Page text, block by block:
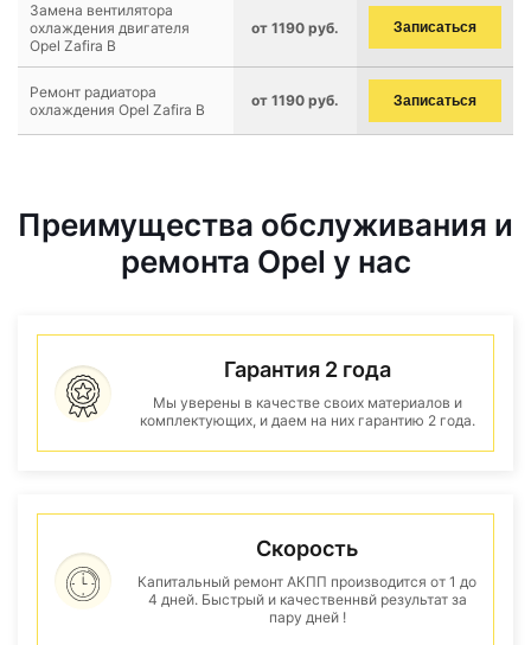
Замена вентилятора
охлаждения двигателя
Opel Zafira B
от 1190 руб. Записаться
Ремонт радиатора
охлаждения Opel Zafira B
от 1190 руб. Записаться
Преимущества обслуживания и
ремонта Opel у нас
Гарантия 2 года
Мы уверены в качестве своих материалов и
комплектующих, и даем на них гарантию 2 года.
Скорость
Капитальный ремонт АКПП производится от 1 до
4 дней. Быстрый и качественнвй результат за
пару дней !